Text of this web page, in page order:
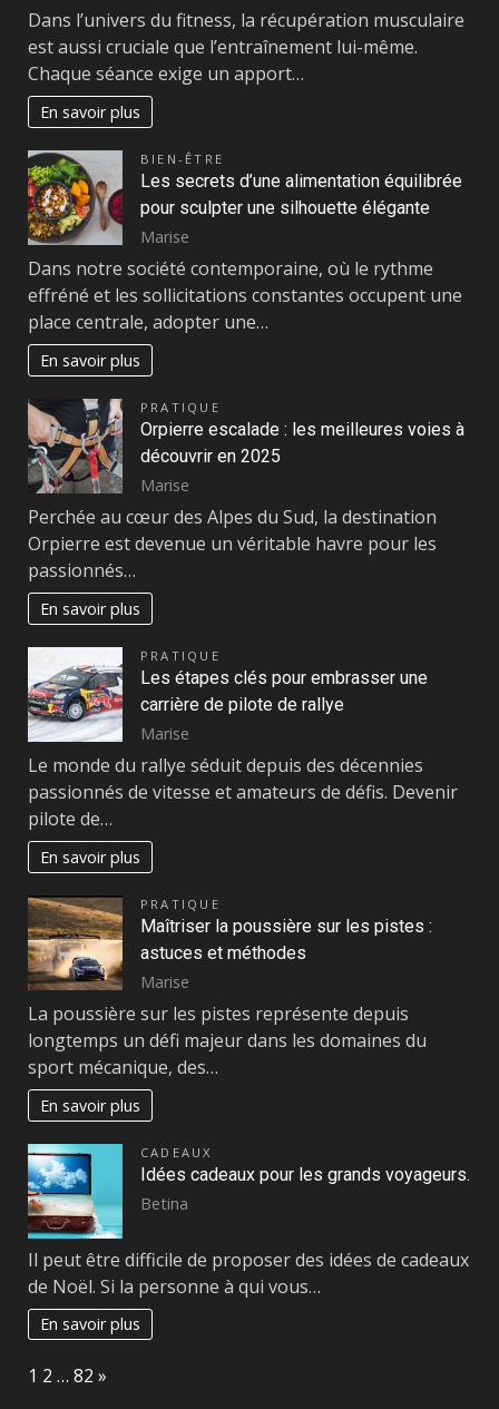
Dans l’univers du fitness, la récupération musculaire
est aussi cruciale que l’entraînement lui-même.
Chaque séance exige un apport…
En savoir plus
BIEN-ÊTRE
Les secrets d’une alimentation équilibrée
pour sculpter une silhouette élégante
Marise
Dans notre société contemporaine, où le rythme
effréné et les sollicitations constantes occupent une
place centrale, adopter une…
En savoir plus
PRATIQUE
Orpierre escalade : les meilleures voies à
découvrir en 2025
Marise
Perchée au cœur des Alpes du Sud, la destination
Orpierre est devenue un véritable havre pour les
passionnés…
En savoir plus
PRATIQUE
Les étapes clés pour embrasser une
carrière de pilote de rallye
Marise
Le monde du rallye séduit depuis des décennies
passionnés de vitesse et amateurs de défis. Devenir
pilote de…
En savoir plus
PRATIQUE
Maîtriser la poussière sur les pistes :
astuces et méthodes
Marise
La poussière sur les pistes représente depuis
longtemps un défi majeur dans les domaines du
sport mécanique, des…
En savoir plus
CADEAUX
Idées cadeaux pour les grands voyageurs.
Betina
Il peut être difficile de proposer des idées de cadeaux
de Noël. Si la personne à qui vous…
En savoir plus
Page:
1 2 … 82 Next
»